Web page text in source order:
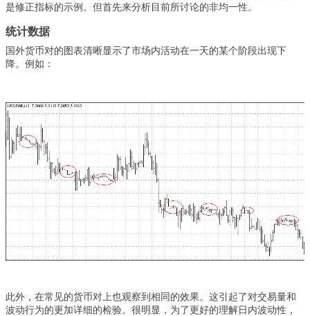
是修正指标的示例。但首先来分析目前所讨论的非均一性。
统计数据
国外货币对的图表清晰显示了市场内活动在一天的某个阶段出现下
降。例如：
此外，在常见的货币对上也观察到相同的效果。这引起了对交易量和
波动行为的更加详细的检验。很明显，为了更好的理解日内波动性，